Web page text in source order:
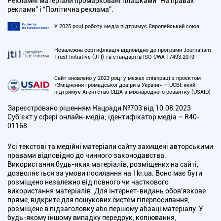
реклами” і “Політична реклама”.
У 2025 році роботу медіа підтримує Європейський союз
Незалежна сертифікація відповідно до програми Journalism
Trust Initiative (JTI) та стандартів ISO CWA 17493:2019
Сайт оновлено у 2023 році у межах співпраці з проєктом
«Зміцнення громадської довіри в Україні» — UCBI, який
підтримує Агентство США з міжнародного розвитку (USAID)
Зареєстровано рішенням Нацради №703 від 10.08.2023
Cуб’єкт у сфері онлайн-медіа; ідентифікатор медіа – R40-
01168
Усі текстові та медійні матеріали сайту захищені авторськими
правами відповідно до чинного законодавства.
Використання будь-яких матеріалів, розміщених на сайті,
дозволяється за умови посилання на 1kr.ua. Воно має бути
розміщено незалежно від повного чи часткового
використання матеріалів. Для інтернет-видань обов'язкове
пряме, відкрите для пошукових систем гіперпосилання,
розміщене в підзаголовку або першому абзаці матеріалу. У
будь-якому іншому випадку передрук, копіювання,